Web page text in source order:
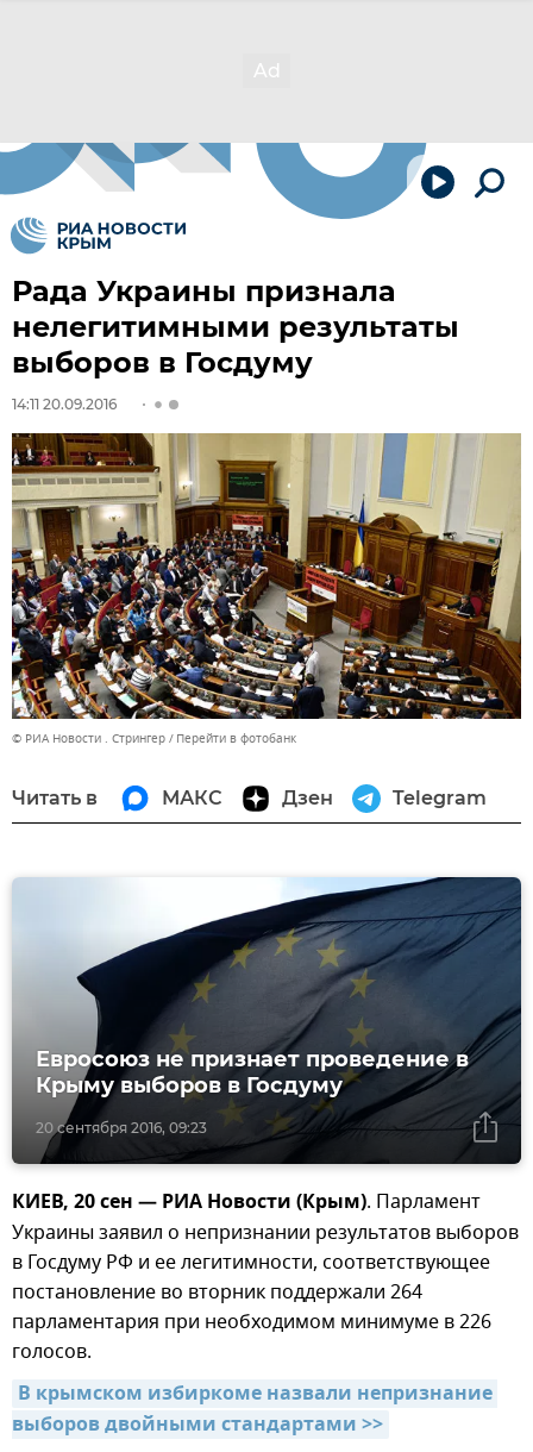
Рада Украины признала
нелегитимными результаты
выборов в Госдуму
14:11 20.09.2016
© РИА Новости . Стрингер Перейти в фотобанк
Читать в МАКС Дзен Telegram
20 сентября 2016, 09:23
Евросоюз не признает проведение в
Крыму выборов в Госдуму
КИЕВ, 20 сен — РИА Новости (Крым). Парламент
Украины заявил о непризнании результатов выборов
в Госдуму РФ и ее легитимности, соответствующее
постановление во вторник поддержали 264
парламентария при необходимом минимуме в 226
голосов.
В крымском избиркоме назвали непризнание
выборов двойными стандартами >>